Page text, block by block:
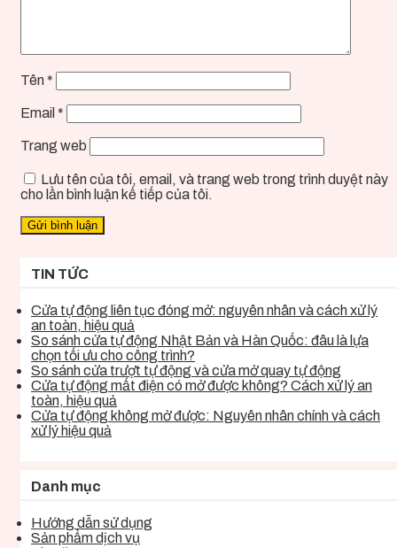
Tên *
Email *
Trang web
Lưu tên của tôi, email, và trang web trong trình duyệt này
cho lần bình luận kế tiếp của tôi.
TIN TỨC
Cửa tự động liên tục đóng mở: nguyên nhân và cách xử lý
an toàn, hiệu quả
So sánh cửa tự động Nhật Bản và Hàn Quốc: đâu là lựa
chọn tối ưu cho công trình?
So sánh cửa trượt tự động và cửa mở quay tự động
Cửa tự động mất điện có mở được không? Cách xử lý an
toàn, hiệu quả
Cửa tự động không mở được: Nguyên nhân chính và cách
xử lý hiệu quả
Danh mục
Hướng dẫn sử dụng
Sản phẩm dịch vụ